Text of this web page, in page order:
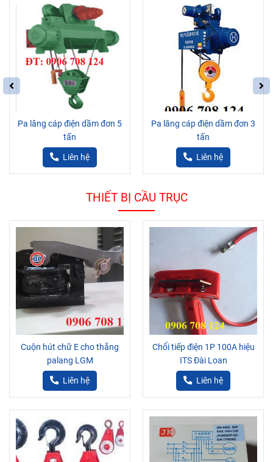
Pa lăng cáp điện dầm đơn 5
tấn
Liên hệ
Pa lăng cáp điện dầm đơn 3
tấn
Liên hệ
THIẾT BỊ CẦU TRỤC
Cuộn hút chữ E cho thắng
palang LGM
Liên hệ
Chổi tiếp điện 1P 100A hiệu
ITS Đài Loan
Liên hệ